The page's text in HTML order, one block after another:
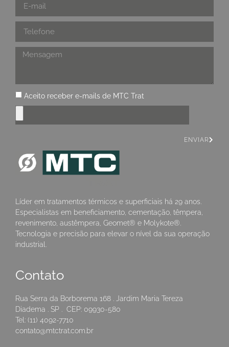
Líder em tratamentos térmicos e superficiais há 29 anos.
Especialistas em beneficiamento, cementação, têmpera,
revenimento, austêmpera, Geomet® e Molykote®.
Tecnologia e precisão para elevar o nível da sua operação
industrial.
Contato
Rua Serra da Borborema 168 . Jardim Maria Tereza
Diadema . SP . CEP: 09930-580
Tel: (11) 4092-7710
contato@mtctrat.com.br
Aceito receber e-mails de MTC Trat
ENVIAR